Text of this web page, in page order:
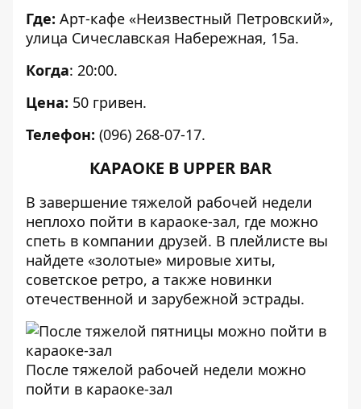
Где: Арт-кафе «Неизвестный Петровский»,
улица Сичеславская Набережная, 15а.
Когда: 20:00.
Цена: 50 гривен.
Телефон: (096) 268-07-17.
КАРАОКЕ В UPPER BAR
В завершение тяжелой рабочей недели
неплохо пойти в караоке-зал, где можно
спеть в компании друзей. В плейлисте вы
найдете «золотые» мировые хиты,
советское ретро, а также новинки
отечественной и зарубежной эстрады.
После тяжелой рабочей недели можно
пойти в караоке-зал